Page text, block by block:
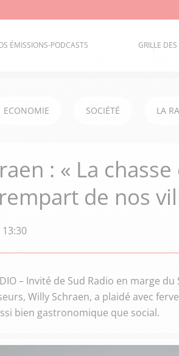
ÉMISSIONS-PODCASTS GRILLE
ECONOMIE SOCIÉTÉ LA
: « La
de nos
– Invité de Sud Radio en marge
Willy Schraen, a plaidé avec
bien gastronomique que social.